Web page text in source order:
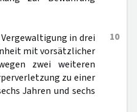
10
in drei
mit vorsätzlicher
zwei weiteren
zu einer
Jahren und sechs